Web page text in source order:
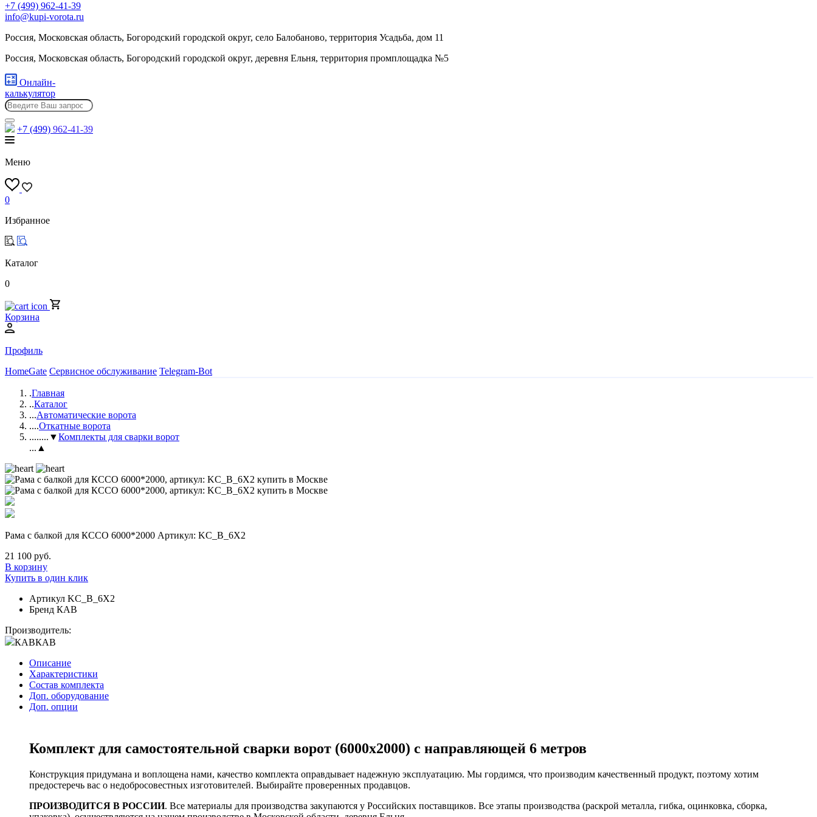
+7 (499) 962-41-39
info@kupi-vorota.ru
Россия, Московская область, Богородский городской округ, село Балобаново, территория Усадьба, дом 11
Россия, Московская область, Богородский городской округ, деревня Ельня, территория промплощадка №5
Онлайн-
калькулятор
+7 (499) 962-41-39
Меню
0
Избранное
Каталог
0
Корзина
Профиль
HomeGate Сервисное обслуживание Telegram-Bot
.Главная
..Каталог
...Автоматические ворота
....Откатные ворота
........▼Комплекты для сварки ворот
...▲
Рама с балкой для КССО 6000*2000 Артикул: KC_B_6X2
21 100 руб.
В корзину
Купить в один клик
Артикул KC_B_6X2
Бренд КАВ
Производитель:
КАВКАВ
Описание
Характеристики
Состав комплекта
Доп. оборудование
Доп. опции
Комплект для самостоятельной сварки ворот (6000х2000) с направляющей 6 метров
Конструкция придумана и воплощена нами, качество комплекта оправдывает надежную эксплуатацию. Мы гордимся, что производим качественный продукт, поэтому хотим
предостеречь вас о недобросовестных изготовителей. Выбирайте проверенных продавцов.
ПРОИЗВОДИТСЯ В РОССИИ. Все материалы для производства закупаются у Российских поставщиков. Все этапы производства (раскрой металла, гибка, оцинковка, сборка,